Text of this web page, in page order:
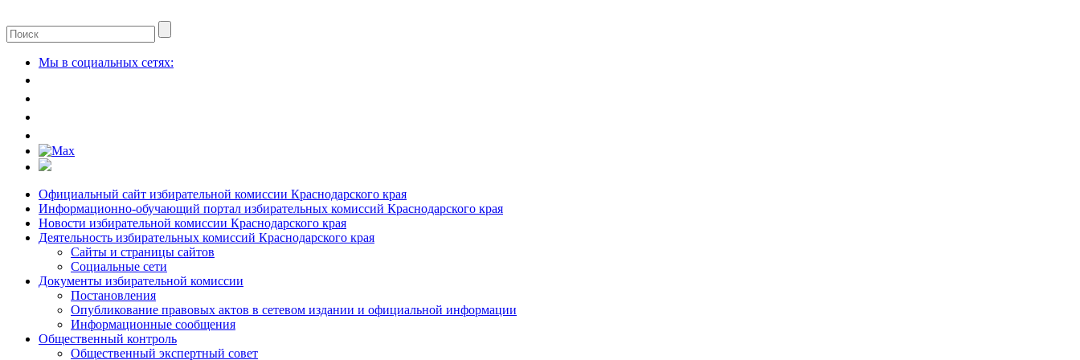
Мы в социальных сетях:
Официальный сайт избирательной комиссии Краснодарского края
Информационно-обучающий портал избирательных комиссий Краснодарского края
Новости избирательной комиссии Краснодарского края
Деятельность избирательных комиссий Краснодарского края
Сайты и страницы сайтов
Социальные сети
Документы избирательной комиссии
Постановления
Опубликование правовых актов в сетевом издании и официальной информации
Информационные сообщения
Общественный контроль
Общественный экспертный совет